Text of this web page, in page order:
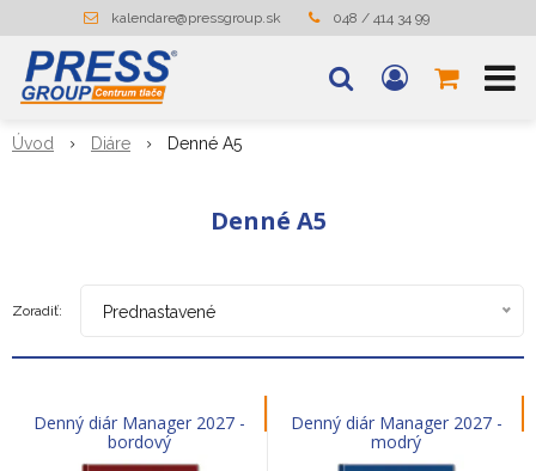
kalendare@pressgroup.sk 048 / 414 34 99
Úvod Diáre Denné A5
Denné A5
Zoradiť: Prednastavené
Denný diár Manager 2027 -
bordový
Denný diár Manager 2027 -
modrý